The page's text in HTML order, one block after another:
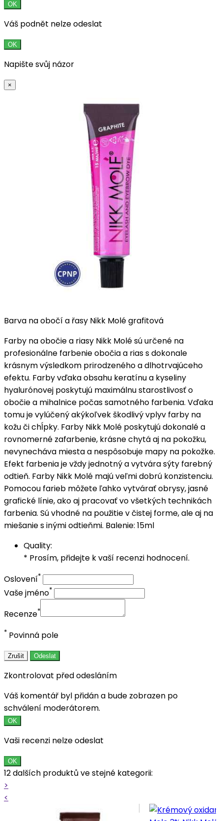
OK
Váš podnět nelze odeslat
OK
Napište svůj názor
×
Barva na obočí a řasy Nikk Molé grafitová
Farby na obočie a riasy Nikk Molé sú určené na
profesionálne farbenie obočia a rias s dokonale
krásnym výsledkom prirodzeného a dlhotrvajúceho
efektu. Farby vďaka obsahu keratínu a kyseliny
hyalurónovej poskytujú maximálnu starostlivosť o
obočie a mihalnice počas samotného farbenia. Vďaka
tomu je vylúčený akýkoľvek škodlivý vplyv farby na
kožu či chĺpky. Farby Nikk Molé poskytujú dokonalé a
rovnomerné zafarbenie, krásne chytá aj na pokožku,
nevynecháva miesta a nespôsobuje mapy na pokožke.
Efekt farbenia je vždy jednotný a vytvára sýty farebný
odtieň. Farby Nikk Molé majú veľmi dobrú konzistenciu.
Pomocou farieb môžete ľahko vytvárať obrysy, jasné
grafické línie, ako aj pracovať vo všetkých technikách
farbenia. Sú vhodné na použitie v čistej forme, ale aj na
miešanie s inými odtieňmi. Balenie: 15ml
Quality:
* Prosím, přidejte k vaší recenzi hodnocení.
Oslovení*
Vaše jméno*
Recenze*
* Povinná pole
Zrušit Odeslat
Zkontrolovat před odesláním
Váš komentář byl přidán a bude zobrazen po
schválení moderátorem.
OK
Vaši recenzi nelze odeslat
OK
12 dalších produktů ve stejné kategorii:
>
<